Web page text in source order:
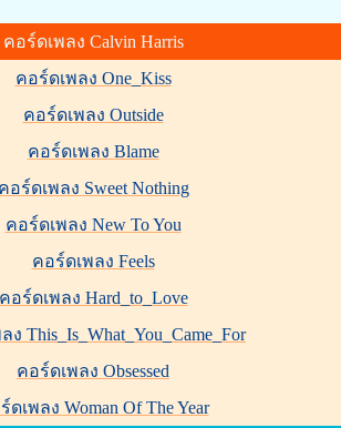
คอร์ดเพลง Calvin Harris
คอร์ดเพลง One_Kiss
คอร์ดเพลง Outside
คอร์ดเพลง Blame
คอร์ดเพลง Sweet Nothing
คอร์ดเพลง New To You
คอร์ดเพลง Feels
คอร์ดเพลง Hard_to_Love
ง This_Is_What_You_Came_For
คอร์ดเพลง Obsessed
ดเพลง Woman Of The Year